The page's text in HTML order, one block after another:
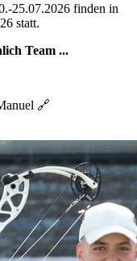
25.07.2026 finden in
statt.
Team ...
🔗